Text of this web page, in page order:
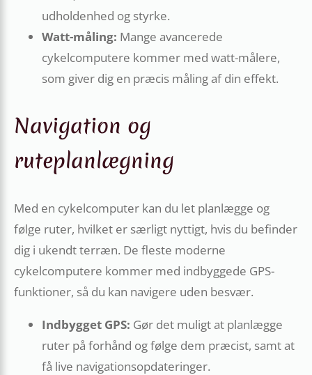
udholdenhed og styrke.
Watt-måling: Mange avancerede
cykelcomputere kommer med watt-målere,
som giver dig en præcis måling af din effekt.
Navigation og
ruteplanlægning
Med en cykelcomputer kan du let planlægge og
følge ruter, hvilket er særligt nyttigt, hvis du befinder
dig i ukendt terræn. De fleste moderne
cykelcomputere kommer med indbyggede GPS-
funktioner, så du kan navigere uden besvær.
Indbygget GPS: Gør det muligt at planlægge
ruter på forhånd og følge dem præcist, samt at
få live navigationsopdateringer.